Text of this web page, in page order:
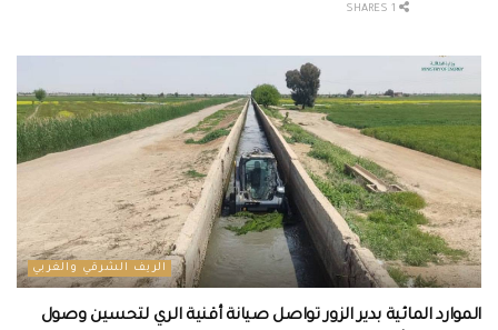
الريف الشرقي والغربي
الموارد المائية بدير الزور تواصل صيانة أقنية الري لتحسين وصول